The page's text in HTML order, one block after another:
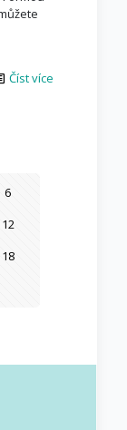
Číst více
6
12
18